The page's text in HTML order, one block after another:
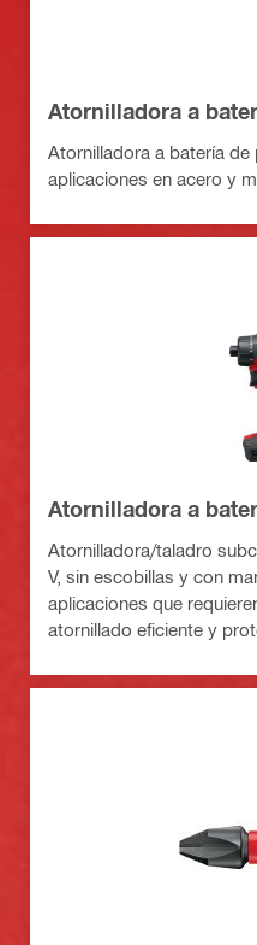
Atornilladora a
Atornilladora a batería
aplicaciones en acero y
Atornilladora a
Atornilladora/taladro
V, sin escobillas y con
aplicaciones que
atornillado eficiente y